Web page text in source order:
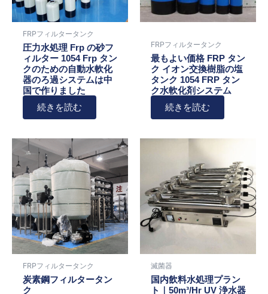
FRPフィルタータンク
圧力水処理 Frp の砂フ
ィルター 1054 Frp タン
クのための自動水軟化
器のろ過システムは中
国で作りました
続きを読む
FRPフィルタータンク
最もよい価格 FRP タン
ク イオン交換樹脂の塩
タンク 1054 FRP タン
ク水軟化剤システム
続きを読む
FRPフィルタータンク
炭素鋼フィルタータン
ク
滅菌器
国内飲料水処理プラン
ト｜50m³/Hr UV 浄水器